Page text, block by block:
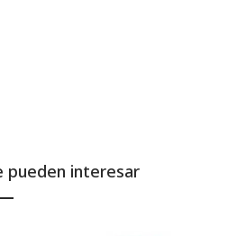
pueden interesar